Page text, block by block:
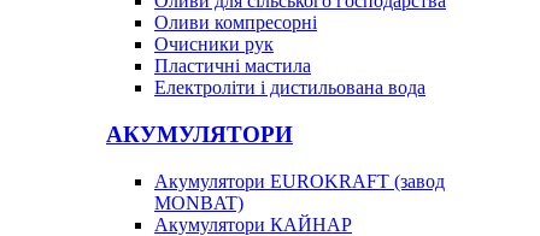
Оливи компресорні
Очисники рук
Пластичні мастила
Електроліти і дистильована вода
АКУМУЛЯТОРИ
Акумулятори EUROKRAFT (завод
MONBAT)
Акумулятори КАЙНАР